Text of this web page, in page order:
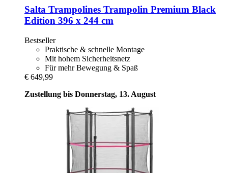
Salta Trampolines Trampolin Premium Black
Edition 396 x 244 cm
Bestseller
Praktische & schnelle Montage
Mit hohem Sicherheitsnetz
Für mehr Bewegung & Spaß
€ 649,99
Zustellung bis Donnerstag, 13. August